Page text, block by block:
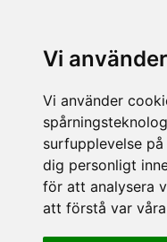
Vi
Vi använder
surfupplevelse
dig personligt
för att analysera
att förstå var